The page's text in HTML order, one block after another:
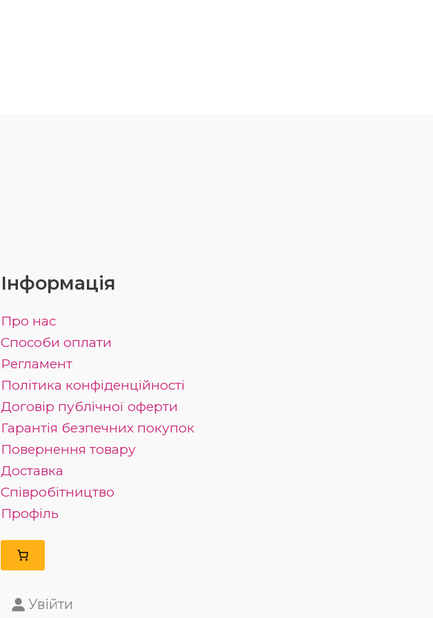
Інформація
Про нас
Способи оплати
Регламент
Політика конфіденційності
Договір публічної оферти
Гарантія безпечних покупок
Повернення товару
Доставка
Співробітництво
Профіль
Увійти